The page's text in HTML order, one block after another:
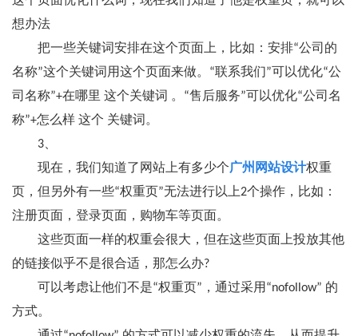
想办法
把一些关键词安排在这个页面上，比如：安排“公司的
名称”这个关键词用这个页面来做。“联系我们”可以优化“公
司名称”+在哪里 这个关键词 。“售后服务”可以优化“公司名
称”+怎么样 这个 关键词。
3、
现在，我们知道了网站上有多少个广州网站设计权重
页，但另外有一些“权重页”无法进行以上2个操作，比如：
注册页面，登录页面，购物车等页面。
这些页面一样的权重会很大，但在这些页面上投放其他
的链接似乎不是很合适，那怎么办?
可以考虑让他们不是“权重页”，通过采用“nofollow” 的
方式。